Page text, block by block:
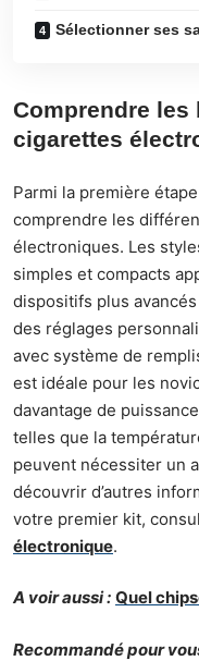
Sélectionner ses
Comprendre les
cigarettes
Parmi la première
comprendre les
électroniques. Les
simples et compacts
dispositifs plus
des réglages
avec système de
est idéale pour les
davantage de
telles que la
peuvent nécessiter un
découvrir d’autres
votre premier kit,
électronique.
A voir aussi : Quel
Recommandé pour